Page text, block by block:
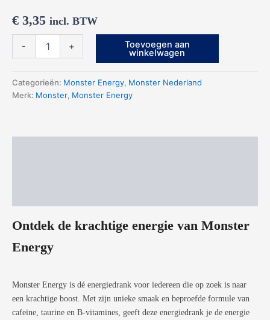
€ 3,35 incl. BTW
- + Toevoegen aan
winkelwagen
Categorieën: Monster Energy, Monster Nederland
Merk: Monster, Monster Energy
Ontdek de krachtige energie van Monster
Energy
Monster Energy is dé energiedrank voor iedereen die op zoek is naar
een krachtige boost. Met zijn unieke smaak en beproefde formule van
cafeïne, taurine en B-vitamines, geeft deze energiedrank je de energie